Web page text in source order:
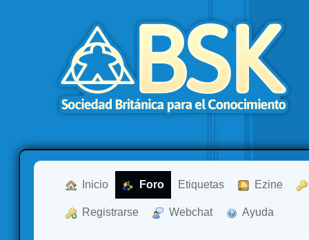
Inicio Foro Etiquetas Ezine
Registrarse Webchat Ayuda